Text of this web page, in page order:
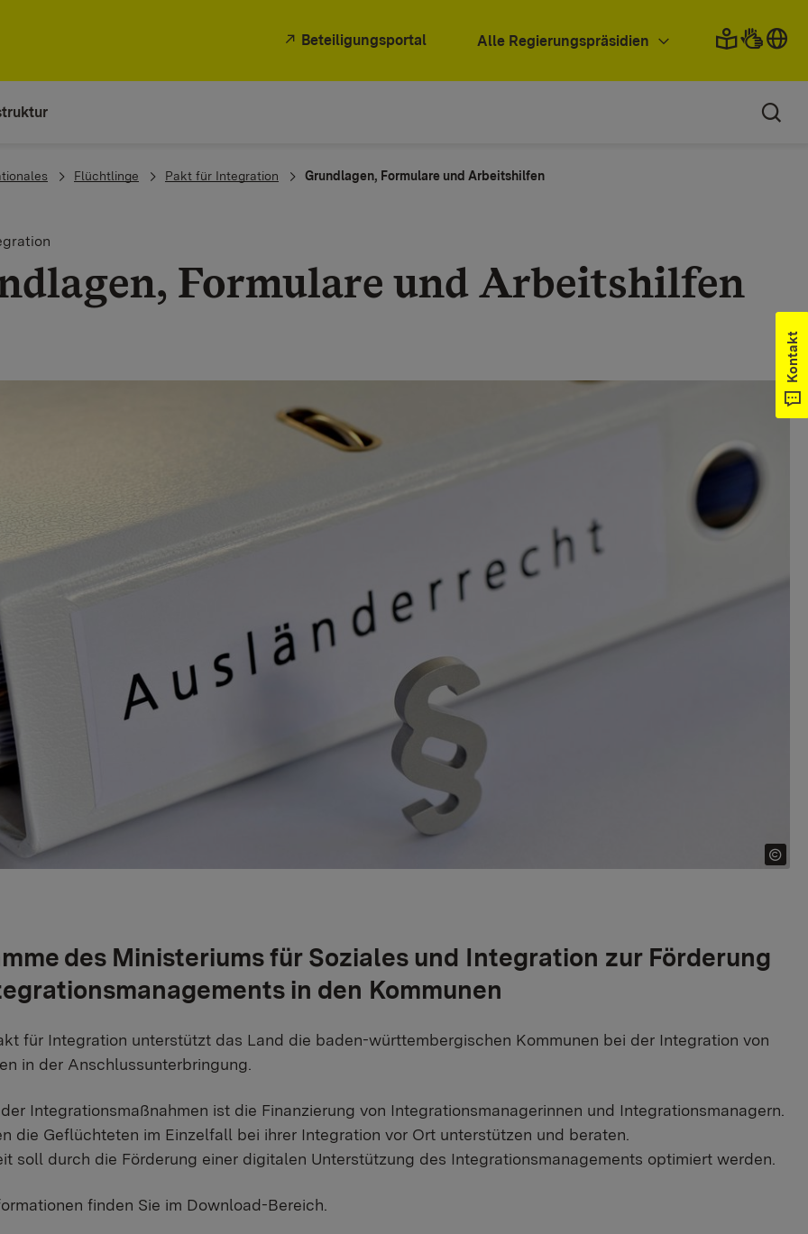
Beteiligungsportal Alle Regierungspräsidien
Flüchtlinge Pakt für Integration Grundlagen, Formulare und Arbeitshilfen
Formulare und Arbeitshilfen
des Ministeriums für Soziales und Integration zur Förderung
in den Kommunen
für Integration unterstützt das Land die baden-württembergischen Kommunen bei der Integration von
in der Anschlussunterbringung.
Integrationsmaßnahmen ist die Finanzierung von Integrationsmanagerinnen und Integrationsmanagern.
die Geflüchteten im Einzelfall bei ihrer Integration vor Ort unterstützen und beraten.
soll durch die Förderung einer digitalen Unterstützung des Integrationsmanagements optimiert werden.
finden Sie im Download-Bereich.
Kontakt